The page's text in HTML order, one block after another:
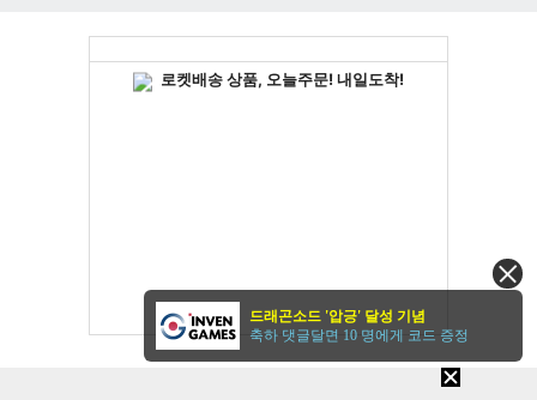
드래곤소드 '압긍' 달성 기념
축하 댓글달면 10 명에게 코드 증정